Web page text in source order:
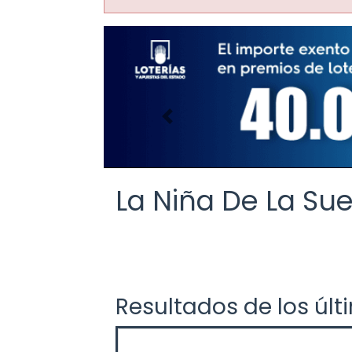
Imagen anterior
La Niña De La
Resultados de los